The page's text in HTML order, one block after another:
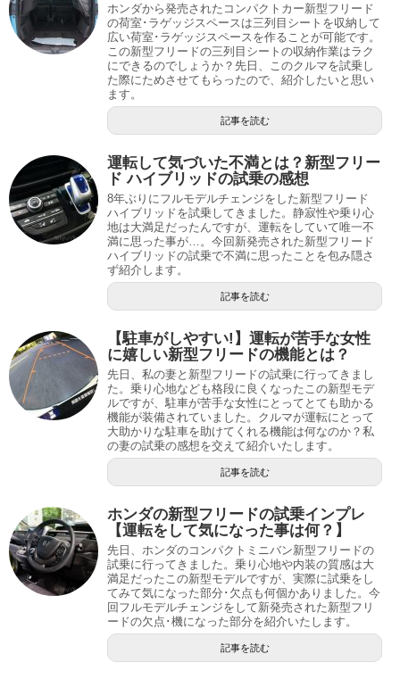
ホンダから発売されたコンパクトカー新型フリード
の荷室･ラゲッジスペースは三列目シートを収納して
広い荷室･ラゲッジスペースを作ることが可能です。
この新型フリードの三列目シートの収納作業はラク
にできるのでしょうか？先日、このクルマを試乗し
た際にためさせてもらったので、紹介したいと思い
ます。
記事を読む
運転して気づいた不満とは？新型フリー
ド ハイブリッドの試乗の感想
8年ぶりにフルモデルチェンジをした新型フリード
ハイブリッドを試乗してきました。静寂性や乗り心
地は大満足だったんですが、運転をしていて唯一不
満に思った事が…。今回新発売された新型フリード
ハイブリッドの試乗で不満に思ったことを包み隠さ
ず紹介します。
記事を読む
【駐車がしやすい!】運転が苦手な女性
に嬉しい新型フリードの機能とは？
先日、私の妻と新型フリードの試乗に行ってきまし
た。乗り心地なども格段に良くなったこの新型モデ
ルですが、駐車が苦手な女性にとってとても助かる
機能が装備されていました。クルマが運転にとって
大助かりな駐車を助けてくれる機能は何なのか？私
の妻の試乗の感想を交えて紹介いたします。
記事を読む
ホンダの新型フリードの試乗インプレ
【運転をして気になった事は何？】
先日、ホンダのコンパクトミニバン新型フリードの
試乗に行ってきました。乗り心地や内装の質感は大
満足だったこの新型モデルですが、実際に試乗をし
てみて気になった部分･欠点も何個かありました。今
回フルモデルチェンジをして新発売された新型フリ
ードの欠点･機になった部分を紹介いたします。
記事を読む